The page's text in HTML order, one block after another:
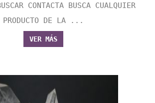
CONTACTA BUSCA CUALQUIER
PRODUCTO DE LA ...
VER MÁS